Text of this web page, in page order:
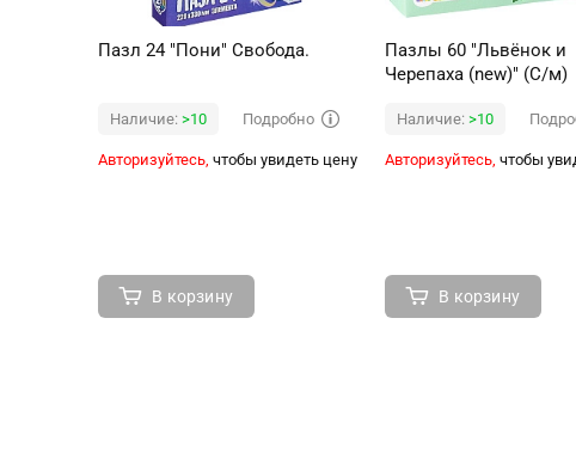
Пазл 24 "Пони" Свобода.
Наличие: >10 Подробно
Авторизуйтесь, чтобы увидеть цену
В корзину
Пазлы 60 "Львёнок и
Черепаха (new)" (С/м)
Наличие: >10
Авторизуйтесь, чтобы
В корзину